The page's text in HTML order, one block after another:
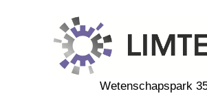
Wetenschapspark